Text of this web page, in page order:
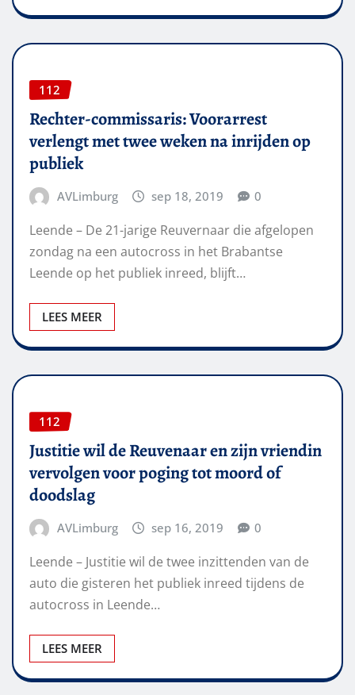
112
Rechter-commissaris: Voorarrest
verlengt met twee weken na inrijden op
publiek
AVLimburg sep 18, 2019 0
Leende – De 21-jarige Reuvernaar die afgelopen
zondag na een autocross in het Brabantse
Leende op het publiek inreed, blijft…
LEES MEER
112
Justitie wil de Reuvenaar en zijn vriendin
vervolgen voor poging tot moord of
doodslag
AVLimburg sep 16, 2019 0
Leende – Justitie wil de twee inzittenden van de
auto die gisteren het publiek inreed tijdens de
autocross in Leende…
LEES MEER